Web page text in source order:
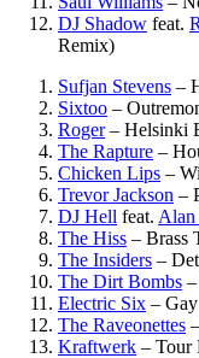
DJ Shadow feat.
Remix)
Sufjan Stevens –
Sixtoo –
Roger– Helsinki
The Rapture –
Chicken Lips –
Trevor Jackson –
DJ Hell feat. Alan
The Hiss – Brass
The Insiders –
The Dirt Bombs –
Electric Six –
The Raveonettes –
Kraftwerk – Tour